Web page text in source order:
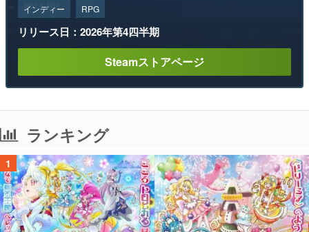
インディー RPG
リリース日：2026年第4四半期
Steamストアページ
ランキング
1